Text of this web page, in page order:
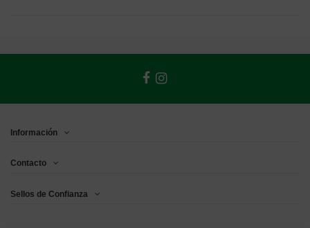
Información
Contacto
Sellos de Confianza